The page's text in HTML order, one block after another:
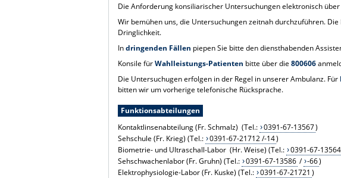
Die Anforderung konsiliarischer Untersuchungen elektronisch
Wir bemühen uns, die Untersuchungen zeitnah durchzuführen.
Dringlichkeit.
Indringenden Fällen piepen Sie bitte den diensthabenden
Konsile fürWahlleistungs-Patienten bitte über die 800606
Die Untersuchugen erfolgen in der Regel in unserer Ambulanz. Für
bitten wir um vorherige telefonische Rücksprache.
Funktionsabteilungen
Kontaktlinsenabteilung (Fr. Schmalz) (Tel.: 0391-67-13567)
Sehschule (Fr. Krieg) (Tel.: 0391-67-21712 /-14)
Biometrie- und Ultraschall-Labor (Hr. Weise) (Tel.: 0391-67-13564
Sehschwachenlabor (Fr. Gruhn) (Tel.: 0391-67-13586 / -66)
Elektrophysiologie-Labor (Fr. Kuske) (Tel.: 0391-67-21721 )